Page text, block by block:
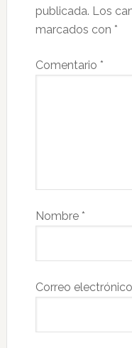
publicada. Los
marcados con *
Comentario *
Nombre *
Correo electrónico